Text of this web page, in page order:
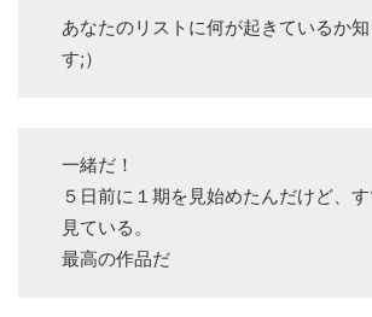
あなたのリストに何が起きているか
す;）
一緒だ！
５日前に１期を見始めたんだけど、
見ている。
最高の作品だ